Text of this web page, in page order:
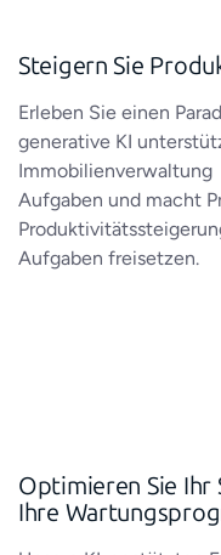
Steigern Sie
Erleben Sie einen
generative KI
Aufgaben und macht
Aufgaben freisetzen.
Optimieren Sie Ihr
Ihre